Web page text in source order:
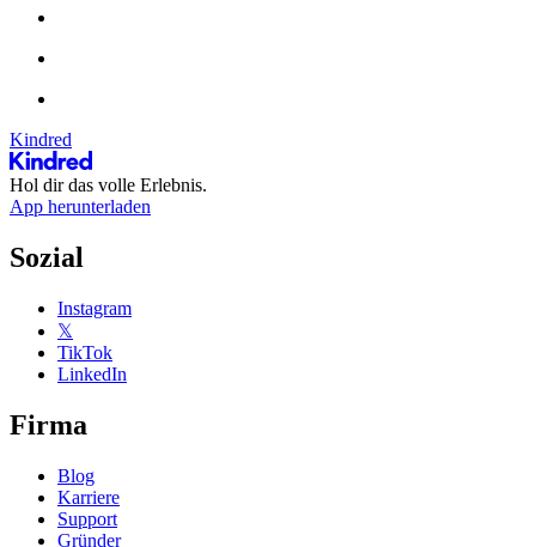
Kindred
Hol dir das volle Erlebnis.
App herunterladen
Sozial
Instagram
𝕏
TikTok
LinkedIn
Firma
Blog
Karriere
Support
Gründer